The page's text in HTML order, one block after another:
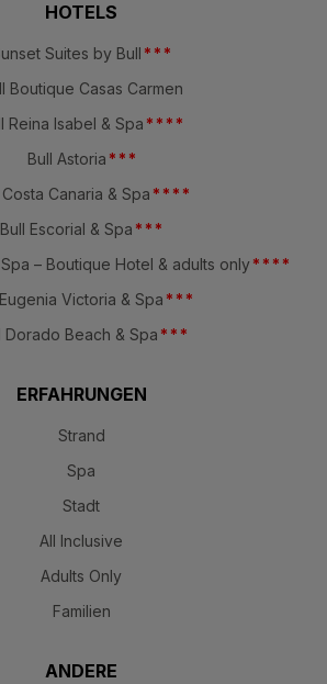
HOTELS
Suites by Bull * * *
Boutique Casas Carmen
Reina Isabel & Spa * * * *
Bull Astoria * * *
Costa Canaria & Spa * * * *
Bull Escorial & Spa * * *
– Boutique Hotel & adults only * * * *
Victoria & Spa * * *
Dorado Beach & Spa * * *
ERFAHRUNGEN
Strand
Spa
Stadt
All Inclusive
Adults Only
Familien
ANDERE